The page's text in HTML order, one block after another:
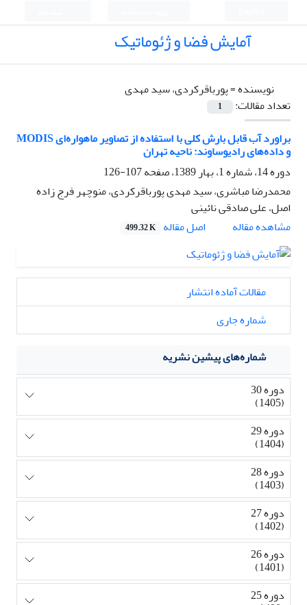
آمایش فضا و ژئوماتیک
نویسنده =پورباقرکردی، سید مهدی
تعداد مقالات:
1
براورد آب قابل بارش کلی با استفاده از تصاویر ماهواره‌ای MODIS
و داده‌های رادیوساوند: ناحیه تهران
دوره 14، شماره 1، بهار 1389، صفحه
107-126
محمدرضا مباشری، سید مهدی پورباقرکردی، منوچهر فرج زاده
اصل، علی صادقی نائینی
مشاهده مقاله
اصل مقاله 499.32 K
مقالات آماده انتشار
شماره جاری
شماره‌های پیشین نشریه
دوره 30
(1405)
دوره 29
(1404)
دوره 28
(1403)
دوره 27
(1402)
دوره 26
(1401)
دوره 25